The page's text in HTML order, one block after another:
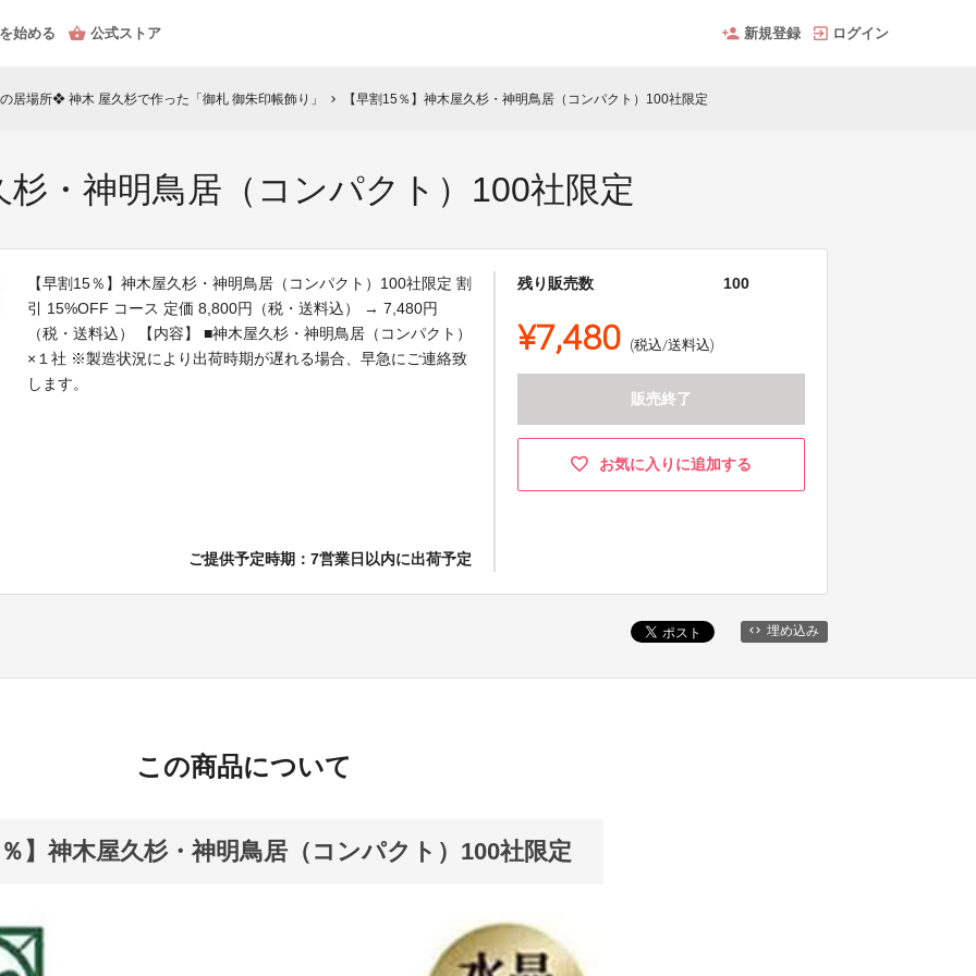
始める 公式ストア 新規登録 ログイン
居場所❖ 神木 屋久杉で作った「御札 御朱印帳飾り」 chevron_right 【早割15％】神木屋久杉・神明鳥居（コンパクト）100社限定
・神明鳥居（コンパクト）100社限定
【早割15％】神木屋久杉・神明鳥居（コンパクト）100社限定 割
引 15%OFF コース 定価 8,800円（税・送料込） → 7,480円
（税・送料込） 【内容】 ■神木屋久杉・神明鳥居（コンパクト）
×１社 ※製造状況により出荷時期が遅れる場合、早急にご連絡致
します。
ご提供予定時期：7営業日以内に出荷予定
残り販売数 100
¥7,480 (税込/送料込)
販売終了
お気に入りに追加する
埋め込み
この商品について
】神木屋久杉・神明鳥居（コンパクト）100社限定